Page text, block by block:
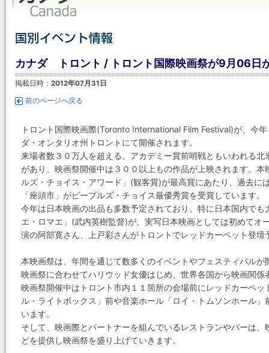
カナダ トロント / トロント国際映画祭が9月06日
掲載日時： 2012年07月31日
前のページへ戻る
トロント国際映画際(Toronto International Film Festival)が、今
ダ・オンタリオ州トロントにて開催されます。
来場者数３０万人を超える、アカデミー賞前哨戦ともいわれる
があり、映画祭開催中は３００以上もの作品が上映されます。
ルズ・チョイス・アワード」(観客賞)が最高賞にあたり、過去に
「座頭市」がピープルズ・チョイス最優秀賞を受賞しています。
今年は日本映画の出品も多数予定されており、特に日本国内で
エ・ロマエ」(武内英樹監督)が、実写日本映画としては初めてオ
演の阿部寛さん、上戸彩さんがトロントでレッドカーペット登壇
本映画祭は、年間を通じて数多くのイベントやフェスティバル
映画祭に合わせてハリウッド女優はじめ、世界各国から映画関係
映画祭開催中はトロント市内１１箇所の会場前にレッドカーペ
ル・ライトボックス」前や音楽ホール「ロイ・トムソンホール
います。
そして、映画際とパートナーを組んでいるレストランやバーは
どを提供し映画祭を盛り上げていきます。